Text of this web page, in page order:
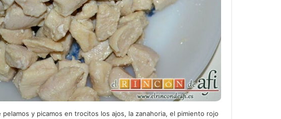
y picamos en trocitos los ajos, la zanahoria, el pimiento rojo